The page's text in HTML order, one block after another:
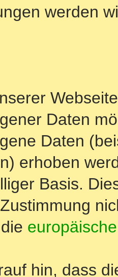
werden
Daten
Daten
erhoben
Basis.
hin, dass